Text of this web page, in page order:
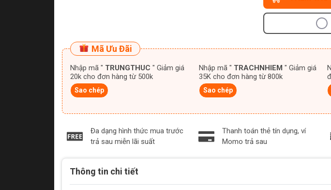
Mã Ưu Đãi
Nhập mã " TRUNGTHUC " Giảm giá
20k cho đơn hàng từ 500k
Sao chép
Nhập mã " TRACHNHIEM " Giảm giá
35K cho đơn hàng từ 800k
Sao chép
Đa dạng hình thức mua trước
trả sau miễn lãi suất
Thanh toán thẻ tín dụng, ví
Momo trả sau
Thông tin chi tiết